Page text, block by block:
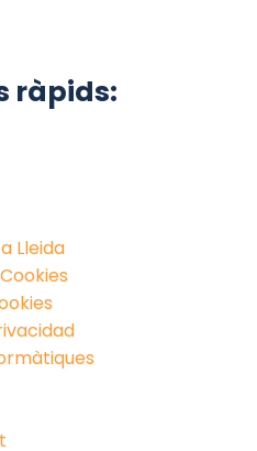
ràpids:
Lleida